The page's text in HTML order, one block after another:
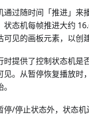
通过随时间「推进」来
状态机每帧推进大约
可见的画板元素，以创
时提供了控制状态机是
见。从暂停恢复播放时
停/停止状态外，状态